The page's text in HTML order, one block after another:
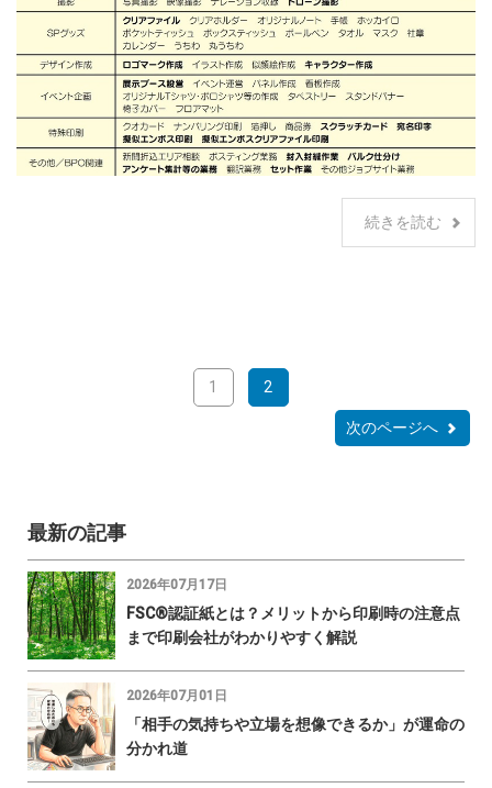
続きを読む
次のページへ
1 2
最新の記事
2026年07月17日
FSC®認証紙とは？メリットから印刷時の注意点
まで印刷会社がわかりやすく解説
2026年07月01日
「相手の気持ちや立場を想像できるか」が運命の
分かれ道